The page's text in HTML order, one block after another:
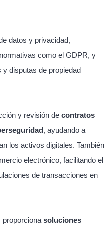
datos y privacidad,
como el GDPR, y
y disputas de propiedad
y revisión de contratos
, ayudando a
los activos digitales. También
electrónico, facilitando el
de transacciones en
proporciona soluciones